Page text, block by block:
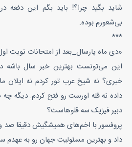
شاید بگید چرا؟! باید بگم این دفعه
بی‌شعورم بوده.
***
«دی ماه پارسال_بعد از امتحانات نوبت
این می‌تونست بهترین خبر سال
خبری؟ نه شیخ عرب تور کردم نه ایلان
داده نه قله اورست رو فتح کردم. دیگه چه
دبیر فیزیک سه قلوهاست؟
پروفسور با اخم‌های همیشگیش دقیقا صد و
داد و بهترین مسئولیت جهان رو به عهدم